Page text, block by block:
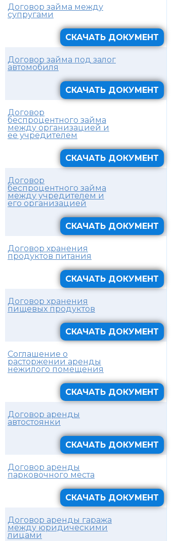
Договор займа между
супругами
СКАЧАТЬ ДОКУМЕНТ
Договор займа под залог
автомобиля
СКАЧАТЬ ДОКУМЕНТ
Договор
беспроцентного займа
между организацией и
ее учредителем
СКАЧАТЬ ДОКУМЕНТ
Договор
беспроцентного займа
между учредителем и
его организацией
СКАЧАТЬ ДОКУМЕНТ
Договор хранения
продуктов питания
СКАЧАТЬ ДОКУМЕНТ
Договор хранения
пищевых продуктов
СКАЧАТЬ ДОКУМЕНТ
Соглашение о
расторжении аренды
нежилого помещения
СКАЧАТЬ ДОКУМЕНТ
Договор аренды
автостоянки
СКАЧАТЬ ДОКУМЕНТ
Договор аренды
парковочного места
СКАЧАТЬ ДОКУМЕНТ
Договор аренды гаража
между юридическими
лицами